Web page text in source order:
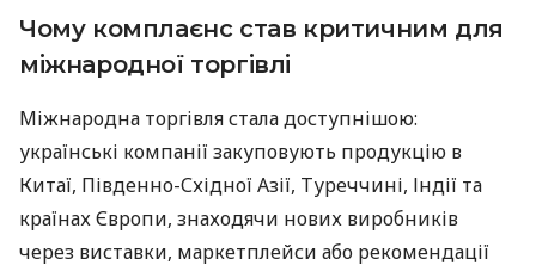
Чому комплаєнс став критичним для
міжнародної торгівлі
Міжнародна торгівля стала доступнішою:
українські компанії закуповують продукцію в
Китаї, Південно-Східної Азії, Туреччині, Індії та
країнах Європи, знаходячи нових виробників
через виставки, маркетплейси або рекомендації